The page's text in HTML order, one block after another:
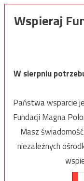
Wspieraj
W sierpniu
Państwa wsparcie
Fundacji Magna
Masz
niezależnych